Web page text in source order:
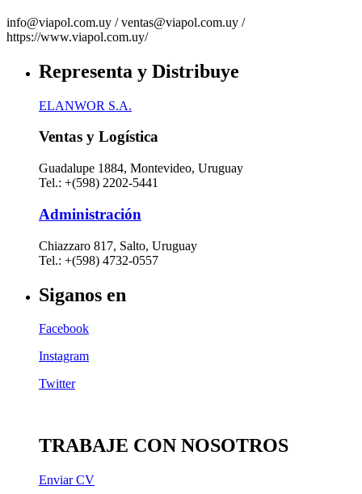
info@viapol.com.uy /ventas@viapol.com.uy /
https://www.viapol.com.uy/
Representa y Distribuye
ELANWOR S.A.
Ventas y Logística
Guadalupe 1884, Montevideo, Uruguay
Tel.: +(598) 2202-5441
Administración
Chiazzaro 817, Salto, Uruguay
Tel.: +(598) 4732-0557
Siganos en
Facebook
Instagram
Twitter
TRABAJE CON NOSOTROS
Enviar CV